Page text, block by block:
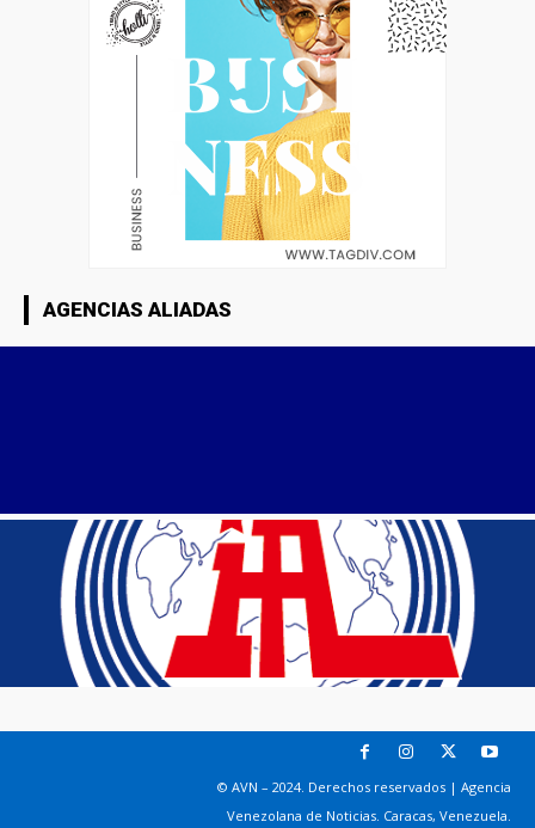
AGENCIAS ALIADAS
© AVN – 2024. Derechos reservados | Agencia
Venezolana de Noticias. Caracas, Venezuela.